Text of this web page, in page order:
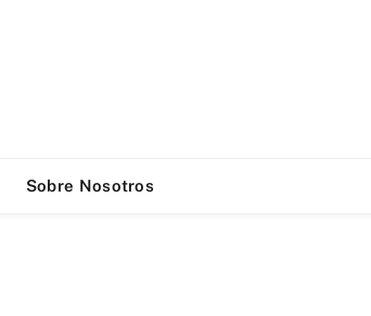
Sobre Nosotros